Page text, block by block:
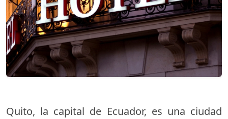
Quito, la capital de Ecuador, es una ciudad